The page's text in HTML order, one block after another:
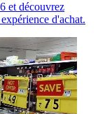
et découvrez
d'achat.